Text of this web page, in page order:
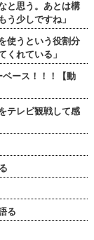
と思う。あとは構
う少しですね」
使うという役割分
くれている」
ース！！！【動
テレビ観戦して感
る